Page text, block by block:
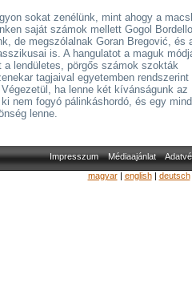
sokat zenélünk, mint ahogy a
saját számok mellett Gogol Bordello
de megszólalnak Goran Bregović, és
is. A hangulatot a maguk
a lendületes, pörgős számok szokták
tagjaival egyetemben rendszerint
ha lenne két kívánságunk az
nem fogyó pálinkáshordó, és egy
lenne.
Impresszum Médiaajánlat
magyar| english| deutsch